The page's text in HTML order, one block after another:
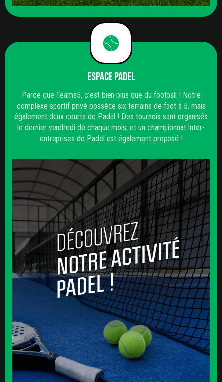
Espace Padel
Parce que Teams5, c’est bien plus que du football ! Notre
complexe sportif privé possède six terrains de foot à 5, mais
également deux courts de Padel ! Des tournois sont organisés
le dernier vendredi de chaque mois, et un championnat inter-
entreprises de Padel est également proposé !